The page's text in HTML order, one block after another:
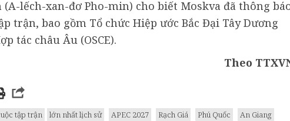
lếch-xan-đơ Pho-min) cho biết Moskva đã thông
trận, bao gồm Tổ chức Hiệp ước Bắc Đại Tây Dương
tác châu Âu (OSCE).
Theo
tập trận lớn nhất lịch sử APEC 2027 Rạch Giá Phú Quốc
An Giang